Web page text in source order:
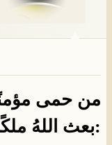
من حمى
:بعث اللهُ